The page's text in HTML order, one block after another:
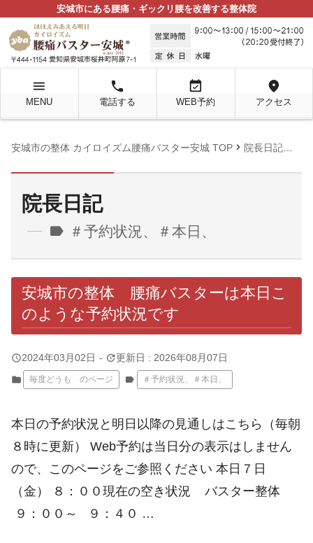
安城市にある腰痛・ギックリ腰を改善する整体院
menu
MENU
local_phone
電話する
event_available
WEB予約
location_on
アクセス
安城市の整体 カイロイズム腰痛バスター安城 TOP chevron_right 院長日記
院長日記
label ＃予約状況、＃本日、
安城市の整体 腰痛バスターは本日こ
のような予約状況です
query_builder2024年03月02日 - update更新日 : 2026年08月07日
folder 毎度どうも のページ label ＃予約状況、＃本日、
本日の予約状況と明日以降の見通しはこちら（毎朝
８時に更新） Web予約は当日分の表示はしません
ので、このページをご参照ください 本日７日
（金） ８：００現在の空き状況 バスター整体
９：００～ ９：４０ …